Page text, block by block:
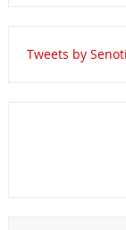
Tweets by